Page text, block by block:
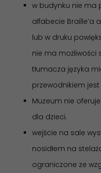
w budynku nie ma
alfabecie Braille’a
lub w druku
nie ma możliwości
tłumacza języka
przewodnikiem
Muzeum nie
dla dzieci.
wejście na sale
nosidłem na
ograniczone ze